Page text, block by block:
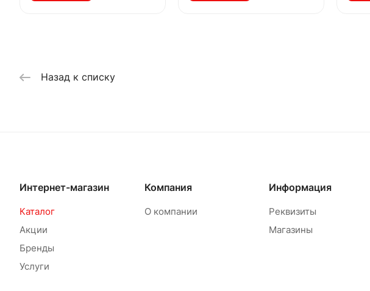
Назад к списку
Интернет-магазин
Каталог
Акции
Бренды
Услуги
Компания
О компании
Информация
Реквизиты
Магазины